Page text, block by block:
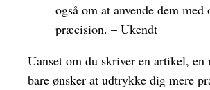
også om at anvende dem med
præcision. – Ukendt
Uanset om du skriver en artikel, en
bare ønsker at udtrykke dig mere